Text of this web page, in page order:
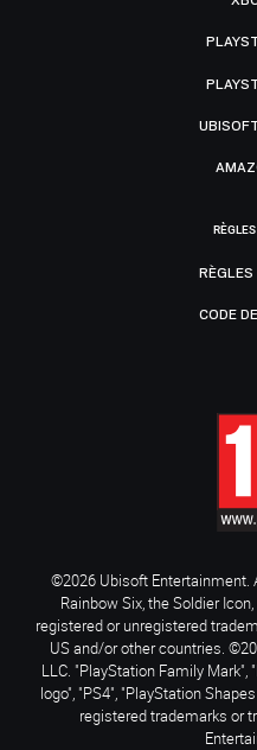
CODE
©2026 Ubisoft Entertainment.
Rainbow Six, the Soldier
registered or unregistered
US and/or other countries.
LLC. "PlayStation Family Mark",
logo", "PS4", "PlayStation
registered trademarks or